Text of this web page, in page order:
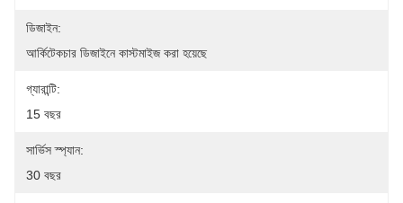
ডিজাইন:
আর্কিটেকচার ডিজাইনে কাস্টমাইজ করা হয়েছে
গ্যারান্টি:
15 বছর
সার্ভিস স্প্যান:
30 বছর